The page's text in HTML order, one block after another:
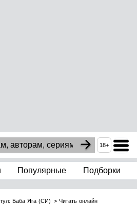
18+
Популярные Подборки
Баба Яга (СИ) Читать онлайн